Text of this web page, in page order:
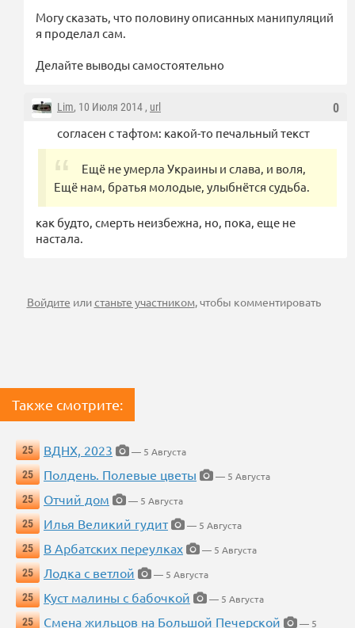
Могу сказать, что половину описанных манипуляций
я проделал сам.
Делайте выводы самостоятельно
0
Lim, 10 Июля 2014 , url
согласен с тафтом: какой-то печальный текст
Ещё не умерла Украины и слава, и воля,
Ещё нам, братья молодые, улыбнётся судьба.
как будто, смерть неизбежна, но, пока, еще не
настала.
Войдите илистаньте участником, чтобы комментировать
Также смотрите:
25 ВДНХ, 2023
— 5 Августа
25
Полдень. Полевые цветы
— 5 Августа
25
Отчий дом
— 5 Августа
25
Илья Великий гудит
— 5 Августа
25
В Арбатских переулках
— 5 Августа
25
Лодка с ветлой
— 5 Августа
25
Куст малины с бабочкой
— 5 Августа
25
Смена жильцов на Большой Печерской
— 5